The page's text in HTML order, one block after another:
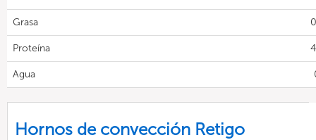
Grasa
Proteína
Agua
Hornos de convección Retigo